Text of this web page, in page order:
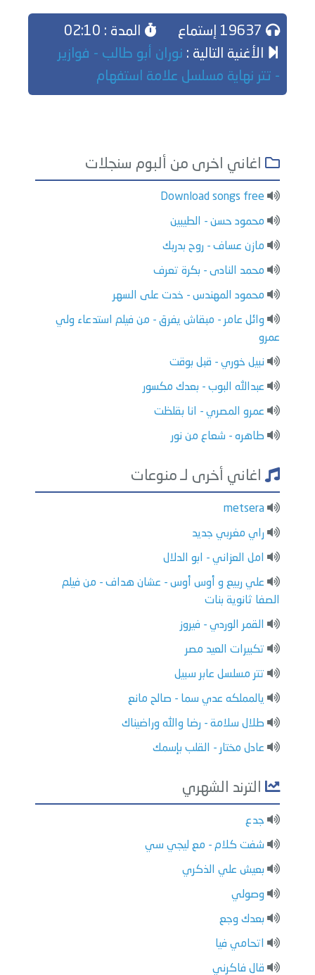
المدة : 02:10
الأغنية التالية : نوران أبو طالب - فوازير
- تتر نهاية مسلسل علامة استفهام
اغاني اخرى من ألبوم سنجلات
Download songs free
محمود حسن - الطيبين
مازن عساف - روح بدربك
محمد النادى - بكرة تعرف
محمود المهندس - خدت على السهر
وائل عامر - مبقاش يفرق - من فيلم استدعاء ولي
عمرو
نبيل خوري - قبل بوقت
عبدالله البوب - بعدك مكسور
عمرو المصري - انا بقلظت
طاهره - شعاع من نور
اغاني أخرى لـ منوعات
metsera
راي مغربي جديد
امل العزاني - ابو الدلال
علي ربيع و أوس أوس - عشان هداف - من فيلم
الصفا ثانوية بنات
القمر الوردي - فيروز
تكبيرات العيد مصر
تتر مسلسل عابر سبيل
يالمملكه عدي سما - صالح مانع
طلال سلامة - رضا والله وراضيناك
عادل مختار - القلب بإسمك
الترند الشهري
جدع
شفت كلام - مع ليجي سي
بعيش علي الذكري
وصولي
بعدك وجع
اتحامي فيا
قال فاكرني